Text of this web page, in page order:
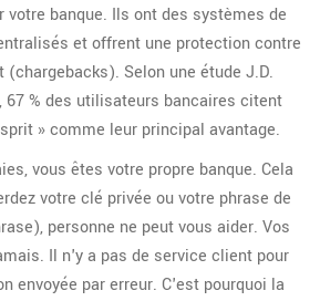
votre banque. Ils ont des systèmes de
et offrent une protection contre
Selon une étude J.D.
67 % des utilisateurs bancaires citent
» comme leur principal avantage.
vous êtes votre propre banque. Cela
votre clé privée ou votre phrase de
personne ne peut vous aider. Vos
Il n'y a pas de service client pour
envoyée par erreur. C'est pourquoi la